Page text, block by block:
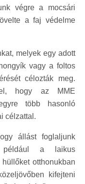
végre a mocsári
a faj védelme
melyek egy adott
vagy a foltos
célozták meg.
hogy az MME
több hasonló
célzattal.
állást foglaljunk
például a laikus
otthonukban
kifejteni